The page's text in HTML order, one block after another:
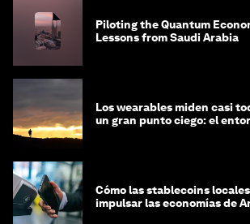
Piloting the Quantum
Lessons from Saudi Arabia
Los wearables miden casi
un gran punto ciego: el
Cómo las stablecoins
impulsar las economías de